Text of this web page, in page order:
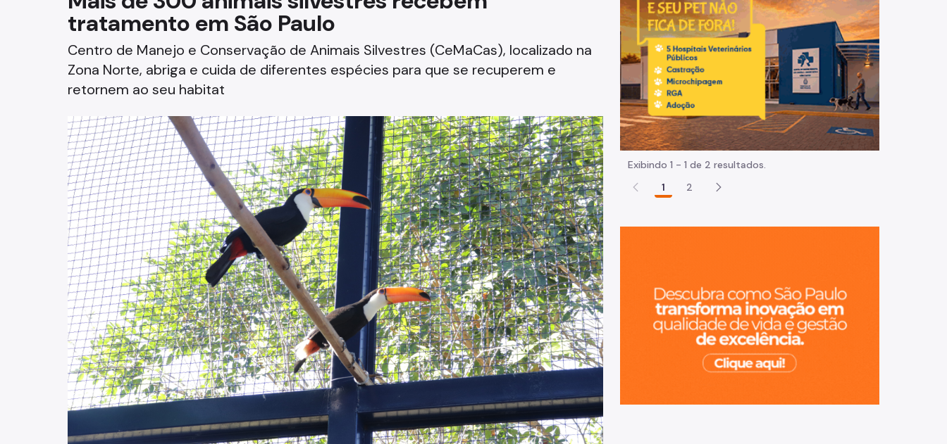
Fazenda
Funerários e Cemiteriais
Mobilidade Urbana e Transporte
Rua e Bairro
Saúde e Bem-estar
Segurança
Trabalho
Legislação
Nota do Milhão
Oportunidades
Programas e Benefícios
Normas e procedimentos
tratamento em São Paulo
Centro de Manejo e Conservação de Animais Silvestres (CeMaCas), localizado na
Zona Norte, abriga e cuida de diferentes espécies para que se recuperem e
retornem ao seu habitat
Exibindo 1 - 1 de 2 resultados.
1
2